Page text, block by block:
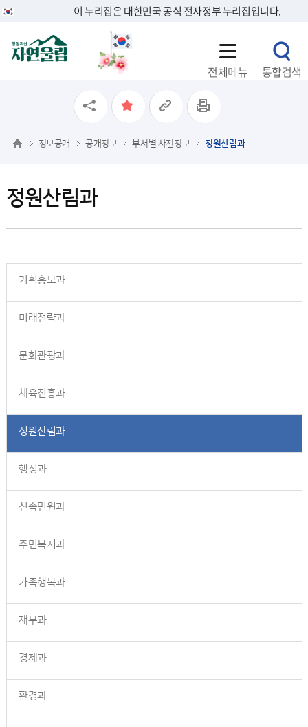
이 누리집은 대한민국 공식 전자정부 누리집입니다.
전체메뉴 통합검색
정원산림과
정보공개 공개정보 부서별 사전정보 정원산림과
기획홍보과
미래전략과
문화관광과
체육진흥과
정원산림과
행정과
신속민원과
주민복지과
가족행복과
재무과
경제과
환경과